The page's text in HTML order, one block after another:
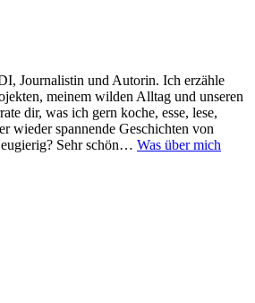
Journalistin und Autorin. Ich erzähle
meinem wilden Alltag und unseren
dir, was ich gern koche, esse, lese,
wieder spannende Geschichten von
Sehr schön… Was über mich